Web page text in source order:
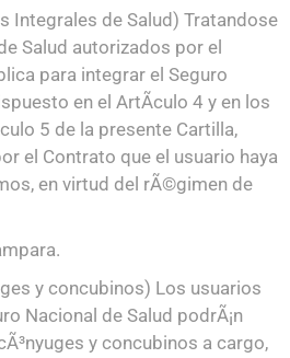
Integrales de Salud) Tratandose
Salud autorizados por el
para integrar el Seguro
en el ArtÃ­culo 4 y en los
5 de la presente Cartilla,
el Contrato que el usuario haya
en virtud del rÃ©gimen de
y concubinos) Los usuarios
Nacional de Salud podrÃ¡n
y concubinos a cargo,